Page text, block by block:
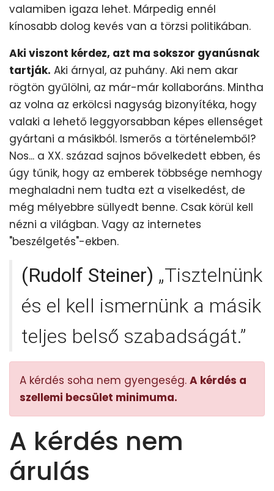
valamiben igaza lehet. Márpedig ennél
kínosabb dolog kevés van a törzsi politikában.
Aki viszont kérdez, azt ma sokszor gyanúsnak
tartják. Aki árnyal, az puhány. Aki nem akar
rögtön gyűlölni, az már-már kollaboráns. Mintha
az volna az erkölcsi nagyság bizonyítéka, hogy
valaki a lehető leggyorsabban képes ellenséget
gyártani a másikból. Ismerős a történelemből?
Nos... a XX. század sajnos bővelkedett ebben, és
úgy tűnik, hogy az emberek többsége nemhogy
meghaladni nem tudta ezt a viselkedést, de
még mélyebbre süllyedt benne. Csak körül kell
nézni a világban. Vagy az internetes
"beszélgetés"-ekben.
(Rudolf Steiner) „Tisztelnünk
és el kell ismernünk a másik
teljes belső szabadságát.”
A kérdés soha nem gyengeség. A kérdés a
szellemi becsület minimuma.
A kérdés nem
árulás